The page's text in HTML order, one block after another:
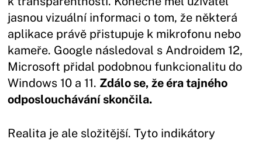
jasnou vizuální informaci o tom, že některá
aplikace právě přistupuje k mikrofonu nebo
kameře. Google následoval s Androidem 12,
Microsoft přidal podobnou funkcionalitu do
Windows 10 a 11. Zdálo se, že éra tajného
odposlouchávání skončila.
Realita je ale složitější. Tyto indikátory